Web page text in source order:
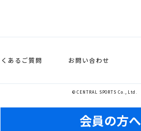
あるご質問 お問い合わせ
© CENTRAL SPORTS Co., Ltd.
会員の方へ